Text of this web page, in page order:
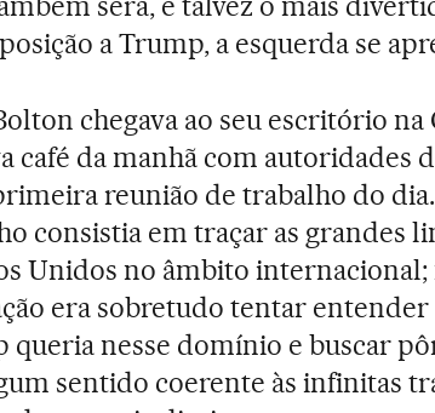
a Trump, a esquerda se
chegava ao seu escritório na
café da manhã com autoridades
reunião de trabalho do
consistia em traçar as grandes
Unidos no âmbito internacional;
era sobretudo tentar
queria nesse domínio e buscar
sentido coerente às infinitas